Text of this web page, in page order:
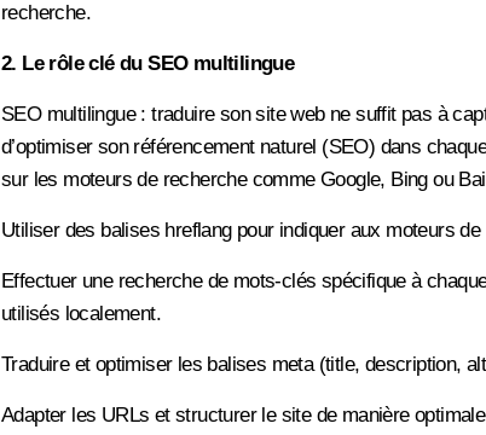
recherche.
2. Le rôle clé du SEO multilingue
SEO multilingue : traduire son site web ne suffit pas à
d’optimiser son référencement naturel (SEO) dans
sur les moteurs de recherche comme Google, Bing ou
Utiliser des balises hreflang pour indiquer aux moteurs
Effectuer une recherche de mots-clés spécifique à
utilisés localement.
Traduire et optimiser les balises meta (title, description,
Adapter les URLs et structurer le site de manière